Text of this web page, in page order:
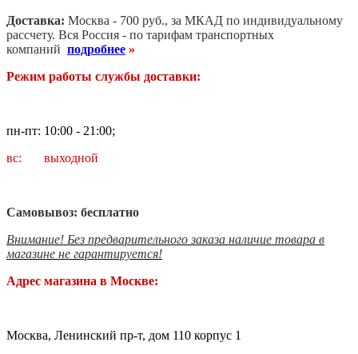
Доставка: Москва - 700 руб., за МКАД по индивидуальному
рассчету. Вся Россия - по тарифам транспортных
компаний подробнее »
Режим работы службы доставки:
пн-пт: 10:00 - 21:00;
вс: выходной
Самовывоз: бесплатно
Внимание! Без предварительного заказа наличие товара в
магазине не гарантируется!
Адрес магазина в Москве:
Москва, Ленинский пр-т, дом 110 корпус 1